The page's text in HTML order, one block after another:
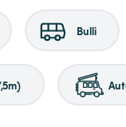
Bulli